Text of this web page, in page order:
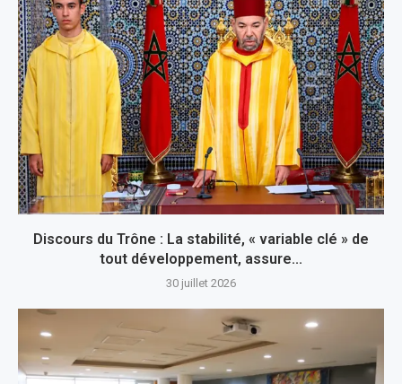
Discours du Trône : La stabilité, « variable clé » de
tout développement, assure...
30 juillet 2026